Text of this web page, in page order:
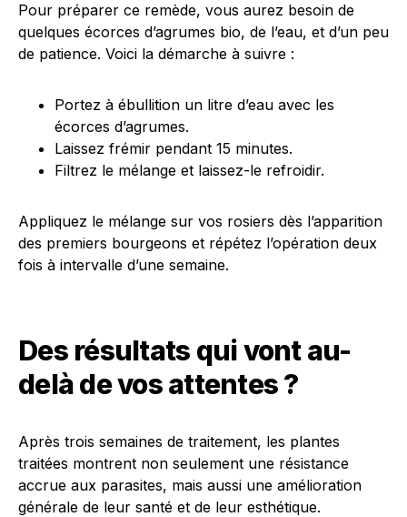
Pour préparer ce remède, vous aurez besoin de
quelques écorces d’agrumes bio, de l’eau, et d’un peu
de patience. Voici la démarche à suivre :
Portez à ébullition un litre d’eau avec les
écorces d’agrumes.
Laissez frémir pendant 15 minutes.
Filtrez le mélange et laissez-le refroidir.
Appliquez le mélange sur vos rosiers dès l’apparition
des premiers bourgeons et répétez l’opération deux
fois à intervalle d’une semaine.
Des résultats qui vont au-
delà de vos attentes ?
Après trois semaines de traitement, les plantes
traitées montrent non seulement une résistance
accrue aux parasites, mais aussi une amélioration
générale de leur santé et de leur esthétique.